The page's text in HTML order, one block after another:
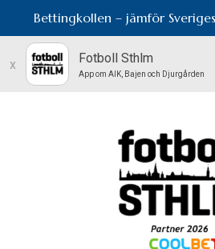
Bettingkollen – jämför
x Fotboll Sthlm
App om AIK, Bajen och Djurgården